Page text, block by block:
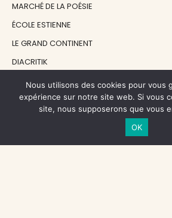
MARCHÉ DE LA POÉSIE
ÉCOLE ESTIENNE
LE GRAND CONTINENT
DIACRITIK
EN ATTENDANT NADEAU
NOS SOUTIENS
Nous utilisons des cookies pour vous
expérience sur notre site web. Si vous
site, nous supposerons que vous
OK